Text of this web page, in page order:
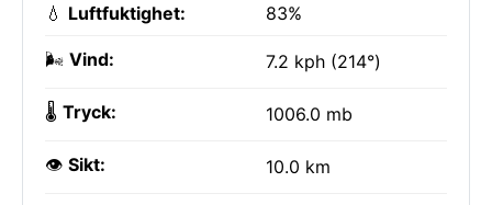
💧 Luftfuktighet: 83%
🌬️ Vind: 7.2 kph (214°)
🌡️ Tryck: 1006.0 mb
👁️ Sikt: 10.0 km